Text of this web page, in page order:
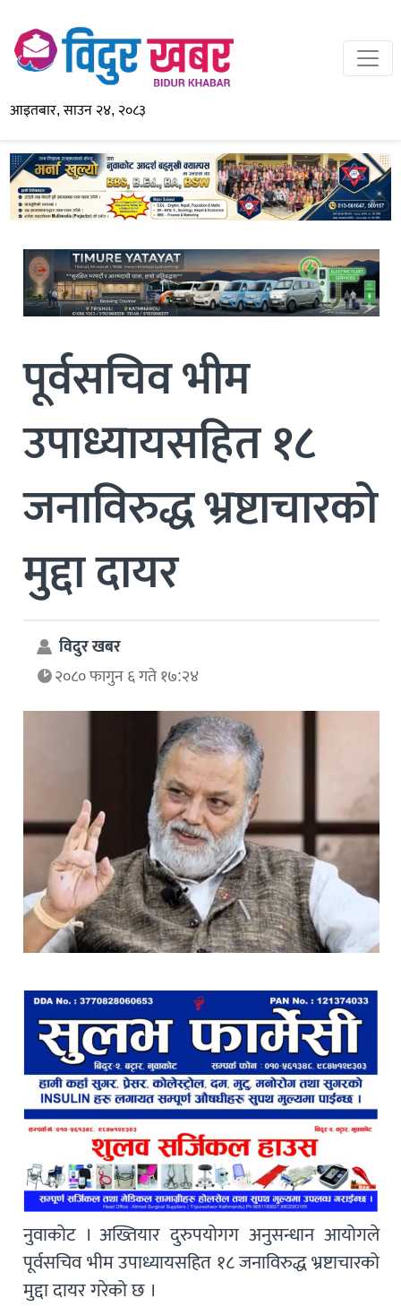
आइतबार, साउन २४, २०८३
पूर्वसचिव भीम
उपाध्यायसहित १८
जनाविरुद्ध भ्रष्टाचारको
मुद्दा दायर
विदुर खबर
२०८० फागुन ६ गते १७:२४
नुवाकोट । अख्तियार दुरुपयोगग अनुसन्धान आयोगले
पूर्वसचिव भीम उपाध्यायसहित १८ जनाविरुद्ध भ्रष्टाचारको
मुद्दा दायर गरेको छ ।